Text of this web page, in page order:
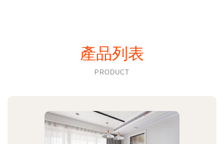
產品列表
PRODUCT